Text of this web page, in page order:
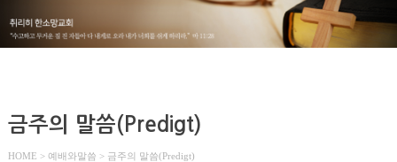
금주의 말씀(Predigt)
HOME > 예배와말씀 > 금주의 말씀(Predigt)